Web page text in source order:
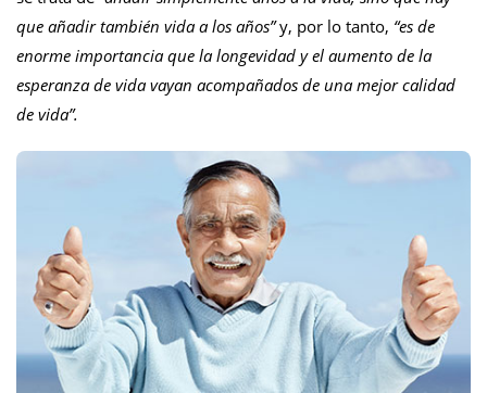
que añadir también vida a los años”y, por lo tanto, “es de
enorme importancia que la longevidad y el aumento de la
esperanza de vida vayan acompañados de una mejor calidad
de vida”.